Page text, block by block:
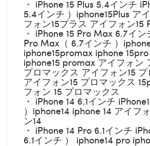
・ iPhone 15 Plus 5.4インチ
5.4インチ ）iphone15Plus ア
フォン15プラス アイフォン15
・ iPhone 15 Pro Max 6.7イン
Pro Max（ 6.7インチ ）
iphone15promax iphone
iphone15 promax アイフォン
プロマックス アイフォン15
アイフォン15 プロマックス
フォン 15 プロマックス
・ iPhone 14 6.1インチ
）iphone14 iphone 14 アイフ
ン14
・ iPhone 14 Pro 6.1インチ
6.1インチ ） iphone14 pro